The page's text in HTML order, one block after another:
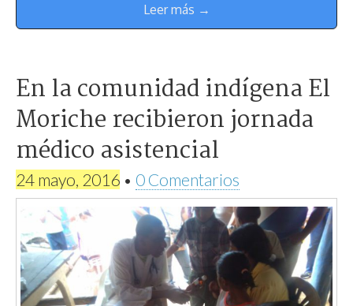
Leer más →
En la comunidad indígena El
Moriche recibieron jornada
médico asistencial
24 mayo, 2016 • 0 Comentarios